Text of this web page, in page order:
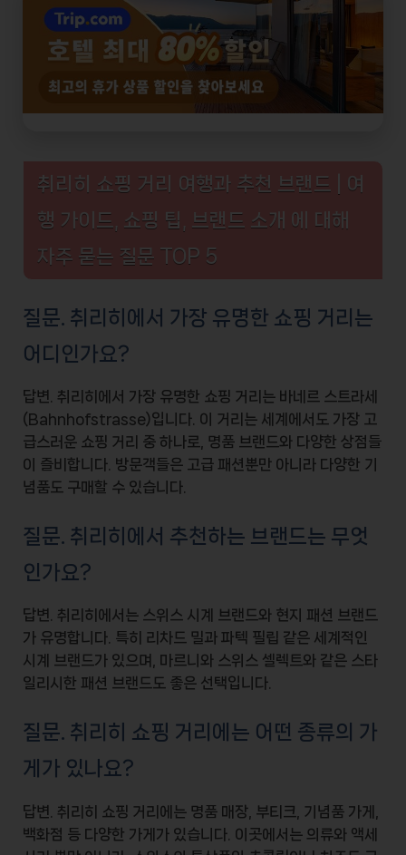
취리히 쇼핑 거리 여행과 추천 브랜드 | 여
행 가이드, 쇼핑 팁, 브랜드 소개 에 대해
자주 묻는 질문 TOP 5
질문. 취리히에서 가장 유명한 쇼핑 거리는
어디인가요?
답변. 취리히에서 가장 유명한 쇼핑 거리는 바네르 스트라세
(Bahnhofstrasse)입니다. 이 거리는 세계에서도 가장 고
급스러운 쇼핑 거리 중 하나로,
명품 브랜드와 다양한 상점들
이 즐비합니다. 방문객들은 고급 패션뿐만 아니라 다양한 기
념품도 구매할 수 있습니다.
질문. 취리히에서 추천하는 브랜드는 무엇
인가요?
답변. 취리히에서는 스위스 시계 브랜드와 현지 패션 브랜드
가 유명합니다. 특히 리차드 밀과 파텍 필립 같은 세계적인
시계 브랜드가 있으며,
마르니 와 스위스 셀렉트와 같은 스타
일리시한 패션 브랜드도 좋은 선택입니다.
질문. 취리히 쇼핑 거리에는 어떤 종류의 가
게가 있나요?
답변. 취리히 쇼핑 거리에는 명품 매장 부티크 기념품 가게
백화점 등 다양한 가게가 있습니다. 이곳에서는 의류와 액세